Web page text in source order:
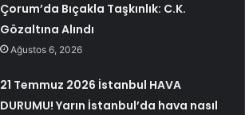
Çorum’da Bıçakla Taşkınlık: C.K.
Gözaltına Alındı
Ağustos 6, 2026
21 Temmuz 2026 İstanbul HAVA
DURUMU! Yarın İstanbul’da hava nasıl